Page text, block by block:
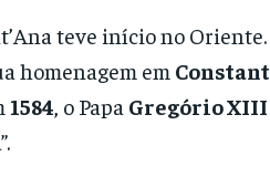
teve início no
homenagem em
1584 , o Papa Gregório XIII